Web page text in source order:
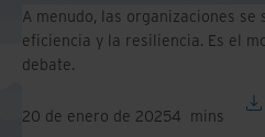
experiencia de
navegación.
País e idioma
preferidos:
Asia-Pacific and India
A menudo, las organizaciones
eficiencia y la resiliencia. Es el
debate.
20 de enero de 20254 mins